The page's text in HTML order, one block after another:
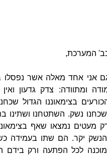
המערכת,
אני אחד מאלה אשר נפסלו
ומתוודה: צדק גדעון
בצימאוננו הגדול
נשק. השתטחנו ושתינו
מעטים נמצאו שאף
יקר. הם שתו בעמידה
לכל הפתעה ורק בידם